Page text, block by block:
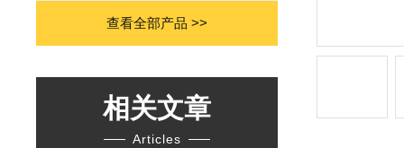
查看全部产品 >>
相关文章
Articles